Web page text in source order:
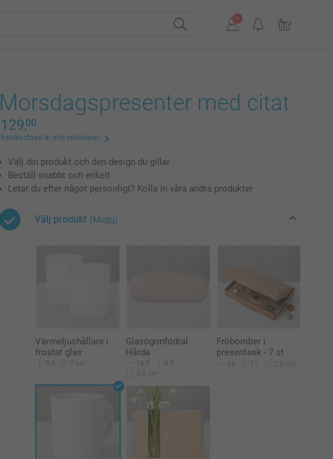
Morsdagspresenter med citat
129,00
fraktkostnad är inte inkluderat
Välj din produkt och den design du gillar
Beställ snabbt och enkelt
Letar du efter något personligt? Kolla in våra andra produkter
Välj produkt (Mugg)
Värmeljushållare i
frostat glas
8,5 7 cm
Glasögonfodral
Hårda
16,5
6,5
3,8 cm
Fröbomber i
presentask - 7 st
16 2,5 cm